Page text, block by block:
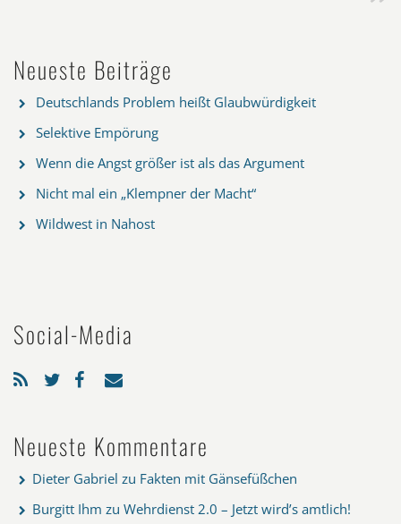
Neueste Beiträge
Deutschlands Problem heißt Glaubwürdigkeit
Selektive Empörung
Wenn die Angst größer ist als das Argument
Nicht mal ein „Klempner der Macht“
Wildwest in Nahost
Social-Media
Neueste Kommentare
Dieter Gabriel zu Fakten mit Gänsefüßchen
Burgitt Ihm zu Wehrdienst 2.0 – Jetzt wird’s amtlich!